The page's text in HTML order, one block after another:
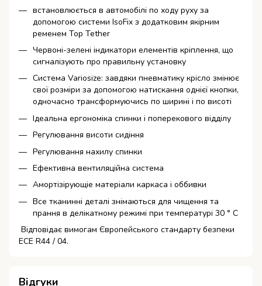
встановлюється в автомобілі по ходу руху за
допомогою системи IsoFix з додатковим якірним
ременем Top Tether
Червоні-зелені індикатори елементів кріплення, що
сигналізують про правильну установку
Система Variosize: завдяки пневматику крісло змінює
свої розміри за допомогою натискання однієї кнопки,
одночасно трансформуючись по ширині і по висоті
Ідеальна ергономіка спинки і поперекового відділу
Регулювання висоти сидіння
Регулювання нахилу спинки
Ефективна вентиляційна система
Амортізірующіе матеріали каркаса і оббивки
Все тканинні деталі знімаються для чищення та
прання в делікатному режимі при температурі 30 ° С
Відповідає вимогам Європейського стандарту безпеки
ECE R44 / 04.
Відгуки